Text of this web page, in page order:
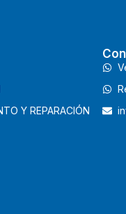
Y REPARACIÓN